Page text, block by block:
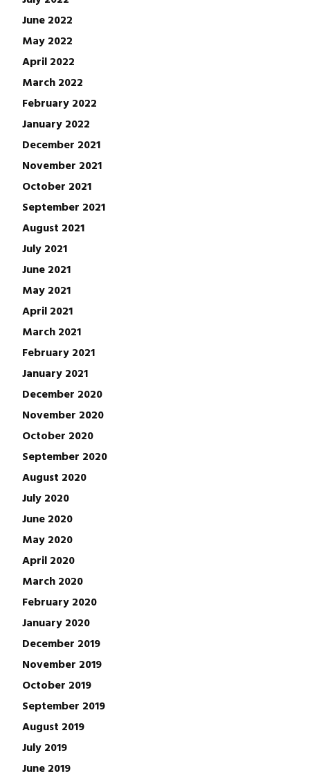
June 2022
May 2022
April 2022
March 2022
February 2022
January 2022
December 2021
November 2021
October 2021
September 2021
August 2021
July 2021
June 2021
May 2021
April 2021
March 2021
February 2021
January 2021
December 2020
November 2020
October 2020
September 2020
August 2020
July 2020
June 2020
May 2020
April 2020
March 2020
February 2020
January 2020
December 2019
November 2019
October 2019
September 2019
August 2019
July 2019
June 2019